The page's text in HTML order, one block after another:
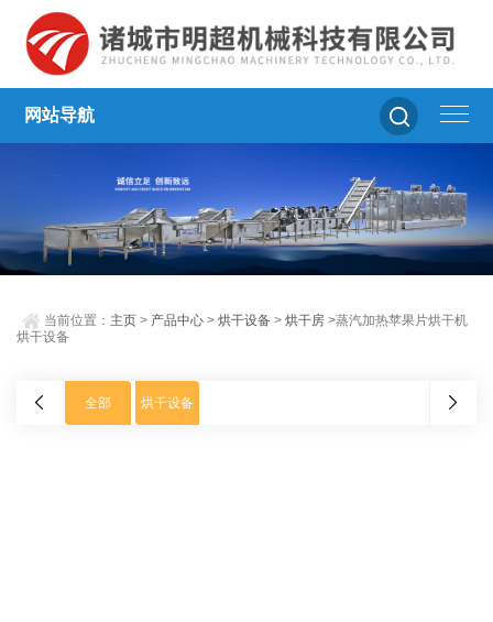
网站导航
当前位置： 主页 > 产品中心 >烘干设备 >烘干房 >蒸汽加热苹果片烘干机
烘干设备
全部 烘干设备